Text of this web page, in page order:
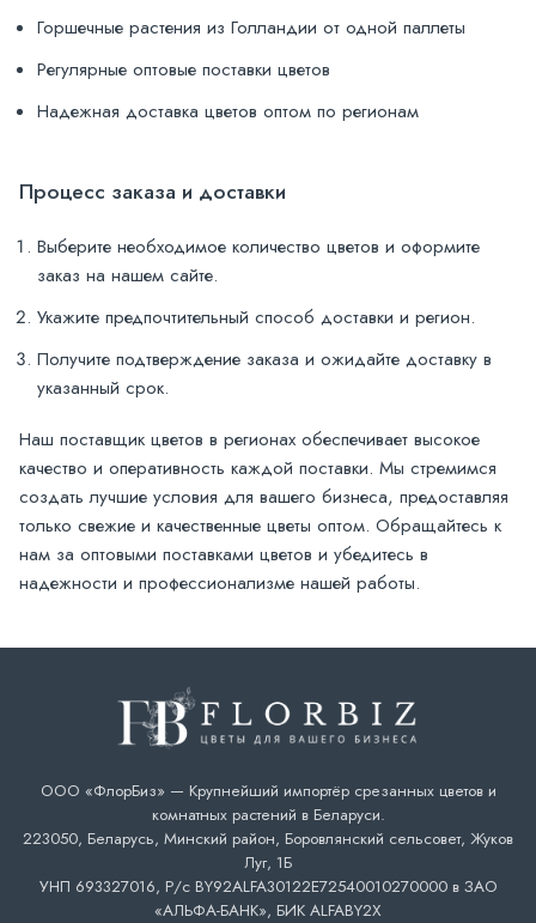
Горшечные растения из Голландии от одной паллеты
Регулярные оптовые поставки цветов
Надежная доставка цветов оптом по регионам
Процесс заказа и доставки
Выберите необходимое количество цветов и оформите
заказ на нашем сайте.
Укажите предпочтительный способ доставки и регион.
Получите подтверждение заказа и ожидайте доставку в
указанный срок.
Наш поставщик цветов в регионах обеспечивает высокое
качество и оперативность каждой поставки. Мы стремимся
создать лучшие условия для вашего бизнеса, предоставляя
только свежие и качественные цветы оптом. Обращайтесь к
нам за оптовыми поставками цветов и убедитесь в
надежности и профессионализме нашей работы.
ООО «ФлорБиз» — Крупнейший импортёр срезанных цветов и
комнатных растений в Беларуси.
223050, Беларусь, Минский район, Боровлянский сельсовет, Жуков
Луг, 1Б
УНП 693327016, Р/с BY92ALFA30122E72540010270000 в ЗАО
«АЛЬФА-БАНК», БИК ALFABY2X